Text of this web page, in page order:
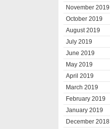
November 2019
October 2019
August 2019
July 2019
June 2019
May 2019
April 2019
March 2019
February 2019
January 2019
December 2018